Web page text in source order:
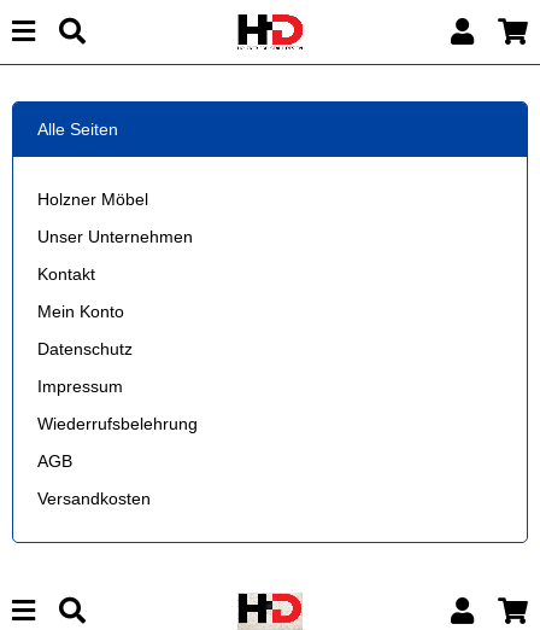
Alle Seiten
Holzner Möbel
Unser Unternehmen
Kontakt
Mein Konto
Datenschutz
Impressum
Wiederrufsbelehrung
AGB
Versandkosten